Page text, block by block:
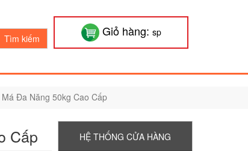
Tìm kiếm
Giỏ hàng: sp
Đa Năng 50kg Cao Cấp
Cấp
HỆ THỐNG CỬA HÀNG